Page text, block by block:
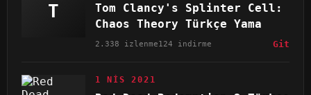
T
Tom Clancy's Splinter Cell:
Chaos Theory Türkçe Yama
2.338 izlenme124 indirme Git
1 NIS 2021